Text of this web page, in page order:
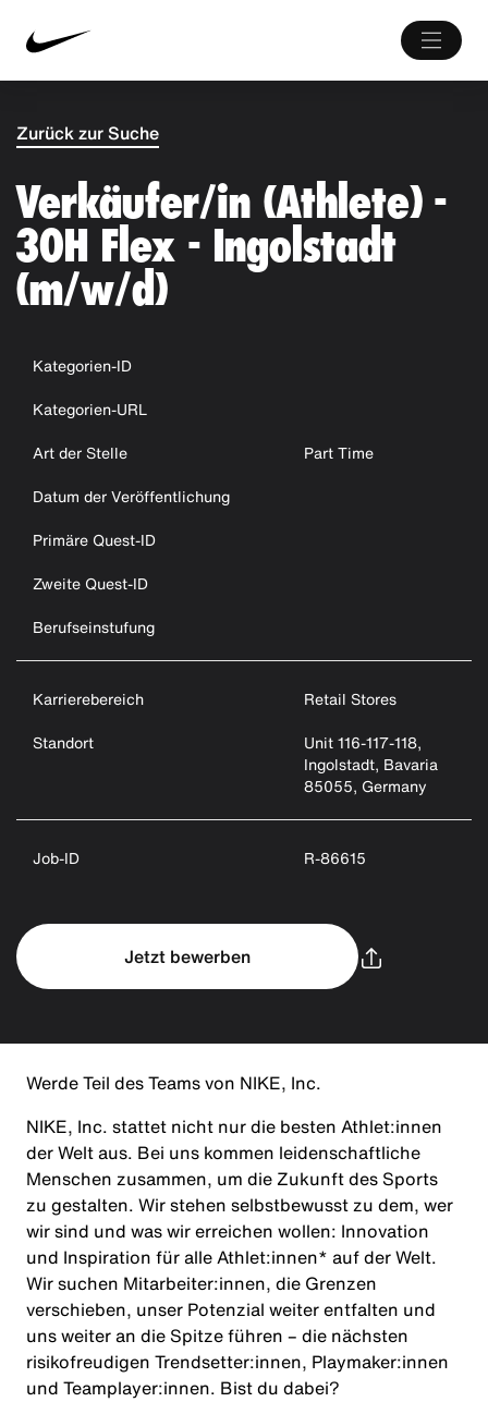
Zurück zur Suche
Verkäufer/in (Athlete) -
30H Flex - Ingolstadt
(m/w/d)
Kategorien-ID
Kategorien-URL
Art der Stelle
Part Time
Datum der Veröffentlichung
Primäre Quest-ID
Zweite Quest-ID
Berufseinstufung
Karrierebereich
Retail Stores
Standort
Unit 116-117-118,
Ingolstadt, Bavaria
85055, Germany
Job-ID R-86615
Jetzt bewerben
Werde Teil des Teams von NIKE, Inc.
NIKE, Inc. stattet nicht nur die besten Athlet:innen
der Welt aus. Bei uns kommen leidenschaftliche
Menschen zusammen, um die Zukunft des Sports
zu gestalten. Wir stehen selbstbewusst zu dem, wer
wir sind und was wir erreichen wollen: Innovation
und Inspiration für alle Athlet:innen* auf der Welt.
Wir suchen Mitarbeiter:innen, die Grenzen
verschieben, unser Potenzial weiter entfalten und
uns weiter an die Spitze führen – die nächsten
risikofreudigen Trendsetter:innen, Playmaker:innen
und Teamplayer:innen. Bist du dabei?